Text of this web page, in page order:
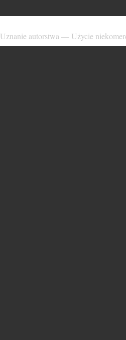
Uznanie autorstwa — Użycie